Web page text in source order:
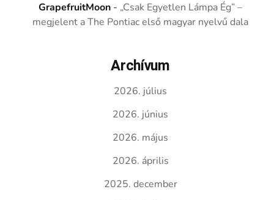
GrapefruitMoon - „Csak Egyetlen Lámpa Ég” –
megjelent a The Pontiac első magyar nyelvű dala
Archívum
2026. július
2026. június
2026. május
2026. április
2025. december